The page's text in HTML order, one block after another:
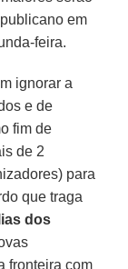
em
feira.
ignorar a
e de
fim de
de 2
para
que traga
dos
fronteira com